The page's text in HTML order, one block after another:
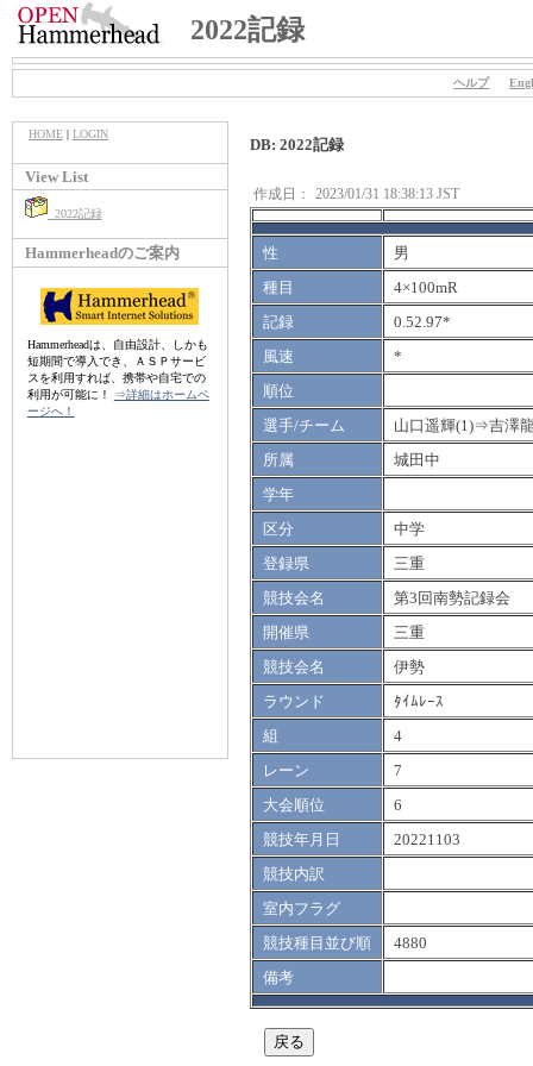
2022記録
ヘルプ
HOME| LOGIN
View List
2022記録
Hammerheadのご案内
Hammerheadは、自由設計、しかも
短期間で導入でき、ＡＳＰサービ
スを利用すれば、携帯や自宅での
利用が可能に！
⇒詳細はホームペ
ージへ！
DB: 2022記録
作成日： 2023/01/31 18:38:13 JST
性
男
種目
4×100mR
記録
0.52.97*
風速
*
順位
選手/チーム
山口遥輝(1)⇒吉澤
所属
城田中
学年
区分
中学
登録県
三重
競技会名
第3回南勢記録会
開催県
三重
競技会名
伊勢
ラウンド
ﾀｲﾑﾚｰｽ
組
4
レーン
7
大会順位
6
競技年月日
20221103
競技内訳
室内フラグ
競技種目並び順
4880
備考